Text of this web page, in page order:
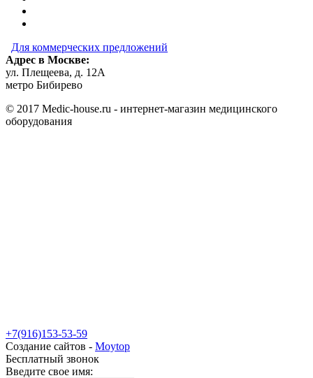
Для коммерческих предложений
Адрес в Москве:
ул. Плещеева, д. 12А
метро Бибирево
© 2017 Medic-house.ru - интернет-магазин медицинского
оборудования
+7(916)153-53-59
Создание сайтов - Moytop
Бесплатный звонок
Введите свое имя: